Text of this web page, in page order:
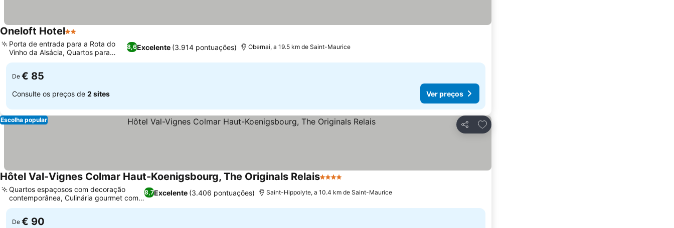
Oneloft Hotel2 Estrelas
8,6Excelente (3.914 pontuações)
Porta de entrada para a Rota do
Vinho da Alsácia, Quartos para
famílias
Obernai, a 19.5 km de Saint-Maurice
De € 85
Consulte os preços de 2 sites Ver preços
Partilhar
Adicionar aos favoritos
Escolha popular
Hôtel Val-Vignes Colmar Haut-Koenigsbourg, The Originals Relais4 Estrelas
8,7Excelente (3.406 pontuações)
Quartos espaçosos com decoração
contemporânea, Culinária gourmet com
vinhos locais
Saint-Hippolyte, a 10.4 km de Saint-Maurice
De € 90